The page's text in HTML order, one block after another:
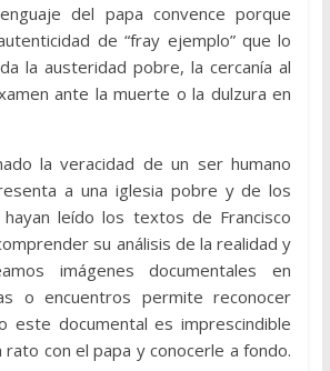
del papa convence porque
de “fray ejemplo” que lo
la austeridad pobre, la cercanía al
ante la muerte o la dulzura en
la veracidad de un ser humano
a una iglesia pobre y de los
leído los textos de Francisco
su análisis de la realidad y
imágenes documentales en
o encuentros permite reconocer
este documental es imprescindible
con el papa y conocerle a fondo.